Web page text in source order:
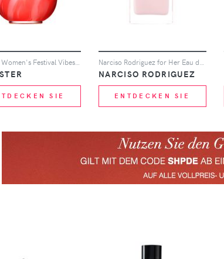
SIE
NARCISO RODRIGUEZ
ENTDECKEN SIE